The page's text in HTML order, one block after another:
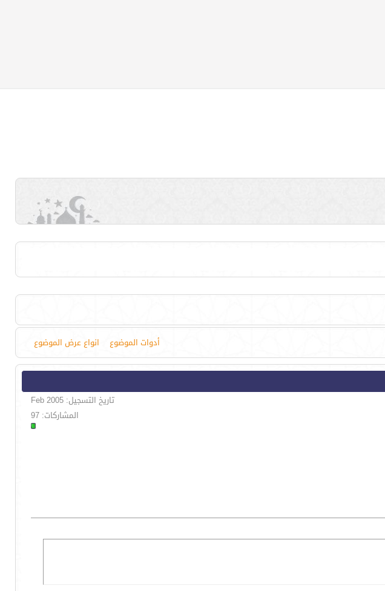
أدوات الموضوع انواع عرض الموضوع
تاريخ التسجيل: Feb 2005
المشاركات: 97